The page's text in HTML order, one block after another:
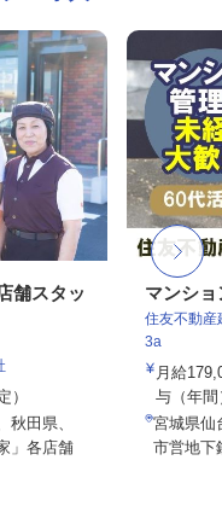
舗スタッ
）
秋田県、
」各店舗
マンシ
住友不動産
3a
月給
与（年
宮城県仙
市営地下